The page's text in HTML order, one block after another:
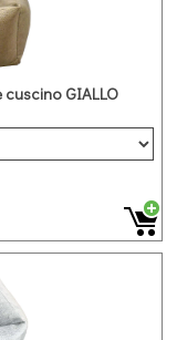
cuscino GIALLO